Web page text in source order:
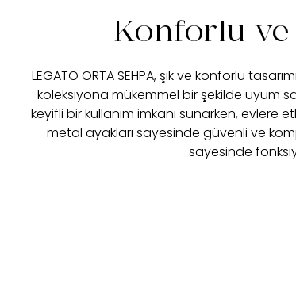
Konforlu ve
LEGATO ORTA SEHPA, şık ve konforlu
koleksiyona mükemmel bir şekilde uyum
keyifli bir kullanım imkanı sunarken, evlere
metal ayakları sayesinde güvenli ve
sayesinde